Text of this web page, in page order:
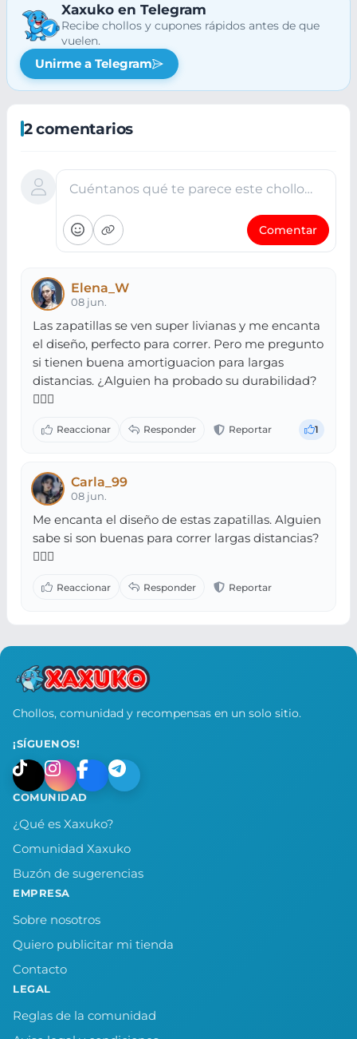
Xaxuko en Telegram
Recibe chollos y cupones rápidos antes de que
vuelen.
Unirme a Telegram
2 comentarios
Cuéntanos qué te parece este chollo…
Comentar
Elena_W
08 jun.
Las zapatillas se ven super livianas y me encanta
el diseño, perfecto para correr. Pero me pregunto
si tienen buena amortiguacion para largas
distancias. ¿Alguien ha probado su durabilidad?
🏃‍♂️✨
1
Carla_99
08 jun.
Me encanta el diseño de estas zapatillas. Alguien
sabe si son buenas para correr largas distancias?
🏃‍♂️✨
Chollos, comunidad y recompensas en un solo sitio.
¡SÍGUENOS!
COMUNIDAD
¿Qué es Xaxuko?
Comunidad Xaxuko
Buzón de sugerencias
EMPRESA
Sobre nosotros
Quiero publicitar mi tienda
Contacto
LEGAL
Reglas de la comunidad